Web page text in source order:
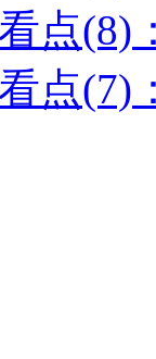
点(8)
点(7)